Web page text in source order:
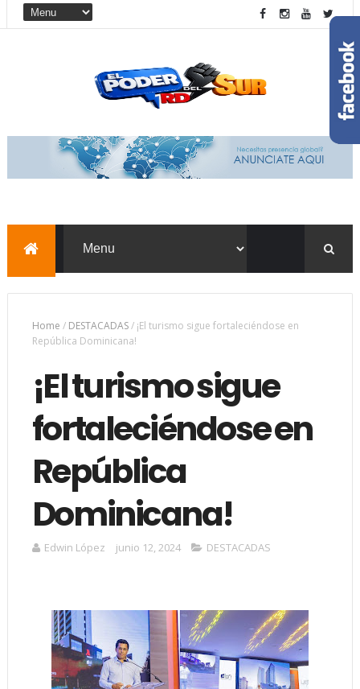
Home / DESTACADAS/ ¡El turismo sigue fortaleciéndose en
República Dominicana!
¡El turismo sigue
fortaleciéndose en
República
Dominicana!
Edwin López junio 12, 2024 DESTACADAS